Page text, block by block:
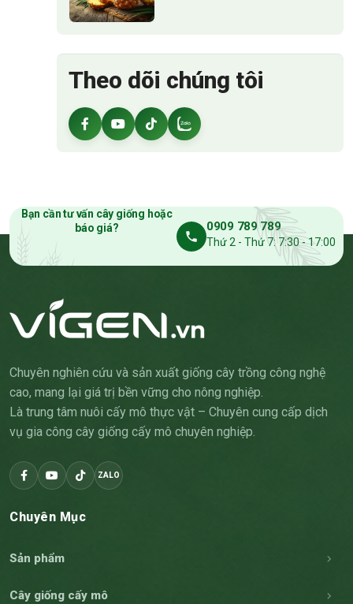
Theo dõi chúng tôi
Bạn cần tư vấn cây giống hoặc
báo giá?
0909 789 789
Thứ 2 - Thứ 7: 7:30 - 17:00
Chuyên nghiên cứu và sản xuất giống cây trồng công nghệ
cao, mang lại giá trị bền vững cho nông nghiệp.
Là trung tâm nuôi cấy mô thực vật – Chuyên cung cấp dịch
vụ gia công cây giống cấy mô chuyên nghiệp.
ZALO
Chuyên Mục
Sản phẩm
Cây giống cấy mô